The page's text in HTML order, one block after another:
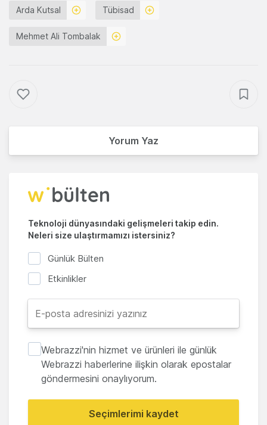
Arda Kutsal Tübisad
Mehmet Ali Tombalak
Yorum Yaz
Teknoloji dünyasındaki gelişmeleri takip edin.
Neleri size ulaştırmamızı istersiniz?
Günlük Bülten
Etkinlikler
Webrazzi'nin hizmet ve ürünleri ile günlük
Webrazzi haberlerine ilişkin olarak epostalar
göndermesini onaylıyorum.
Seçimlerimi kaydet